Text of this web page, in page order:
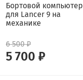
Бортовой компьютер
для Lancer 9 на
механике
6 500 ₽
5 700 ₽